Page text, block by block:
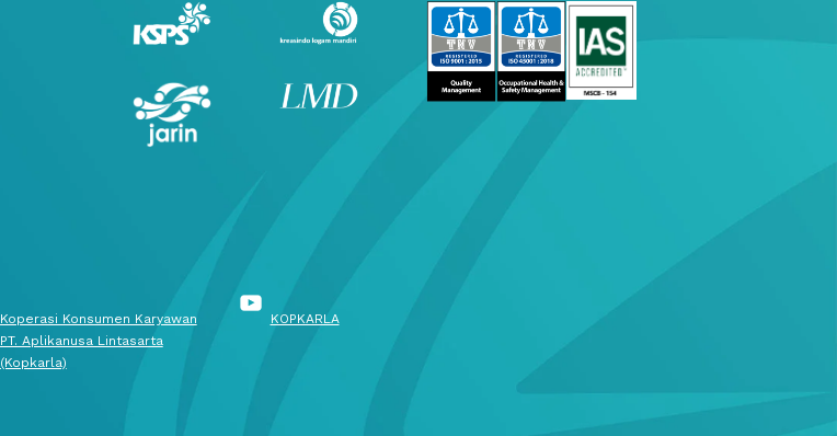
Koperasi Konsumen Karyawan
PT. Aplikanusa Lintasarta
(Kopkarla)
KOPKARLA